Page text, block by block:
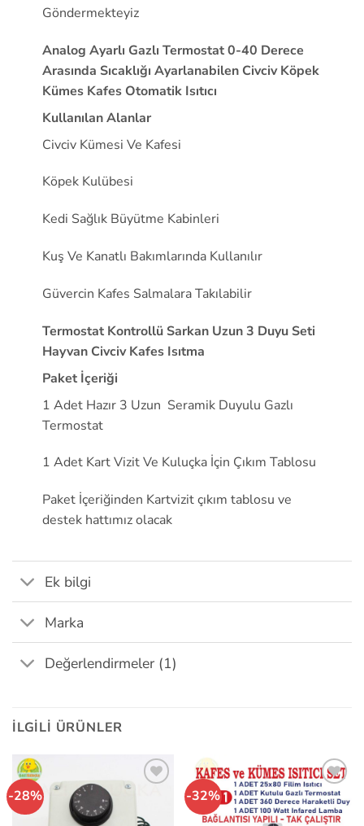
Göndermekteyiz
Analog Ayarlı Gazlı Termostat 0-40 Derece
Arasında Sıcaklığı Ayarlanabilen Civciv Köpek
Kümes Kafes Otomatik Isıtıcı
Kullanılan Alanlar
Civciv Kümesi Ve Kafesi
Köpek Kulübesi
Kedi Sağlık Büyütme Kabinleri
Kuş Ve Kanatlı Bakımlarında Kullanılır
Güvercin Kafes Salmalara Takılabilir
Termostat Kontrollü Sarkan Uzun 3 Duyu Seti
Hayvan Civciv Kafes Isıtma
Paket İçeriği
1 Adet Hazır 3 Uzun Seramik Duyulu Gazlı
Termostat
1 Adet Kart Vizit Ve Kuluçka İçin Çıkım Tablosu
Paket İçeriğinden Kartvizit çıkım tablosu ve
destek hattımız olacak
Ek bilgi
Marka
Değerlendirmeler (1)
İLGILI ÜRÜNLER
-28%
Ekle
-32%
İstek
Listeme
Ekle